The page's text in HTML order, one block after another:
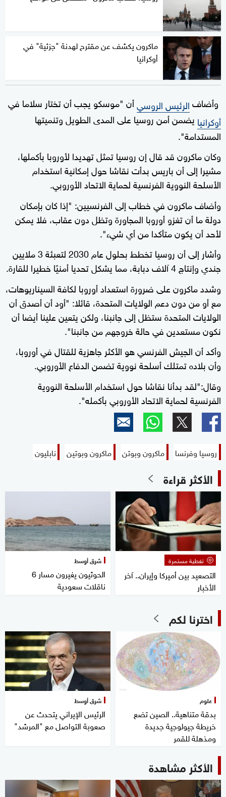
ماكرون يكشف عن مقترح لهدنة "جزئية" في
أوكرانيا
وأضافالرئيس الروسيأن "موسكو يجب أن تختار سلاما في
أوكرانيا يضمن أمن روسيا على المدى الطويل وتنميتها
المستدامة".
وكان ماكرون قد قال إن روسيا تمثل تهديدا لأوروبا بأكملها،
مشيرا إلى أن باريس بدأت نقاشا حول إمكانية استخدام
الأسلحة النووية الفرنسية لحماية الاتحاد الأوروبي.
وأضاف ماكرون في خطاب إلى الفرنسيين: "إذا كان بإمكان
دولة ما أن تغزو أوروبا المجاورة وتظل دون عقاب، فلا يمكن
لأحد أن يكون متأكدا من أي شيء".
وأشار إلى أن روسيا تخطط بحلول عام 2030 لتعبئة 3 ملايين
جندي وإنتاج 4 آلاف دبابة، مما يشكل تحديا أمنيًا خطيرا للقارة.
وشدد ماكرون على ضرورة استعداد أوروبا لكافة السيناريوهات،
مع أو من دون دعم الولايات المتحدة، قائلا: "أود أن أصدق أن
الولايات المتحدة ستظل إلى جانبنا، ولكن يتعين علينا أيضا أن
نكون مستعدين في حالة خروجهم من جانبنا".
وأكد أن الجيش الفرنسي هو الأكثر جاهزية للقتال في أوروبا،
وأن بلاده تمتلك أسلحة نووية تضمن الدفاع الأوروبي.
وقال:"لقد بدأنا نقاشا حول استخدام الأسلحة النووية
الفرنسية لحماية الاتحاد الأوروبي بأكمله".
روسيا وفرنسا ماكرون وبوتن ماكرون وبوتين نابليون
الأكثر قراءة
تغطية مستمرة
التصعيد بين أميركا وإيران.. آخر
الأخبار
شرق أوسط
الحوثيون يغيرون مسار 6
ناقلات سعودية
اخترنا لكم
علوم
بدقة متناهية.. الصين تضع
خريطة جيولوجية جديدة
ومذهلة للقمر
شرق أوسط
الرئيس الإيراني يتحدث عن
صعوبة التواصل مع "المرشد"
الأكثر مشاهدة